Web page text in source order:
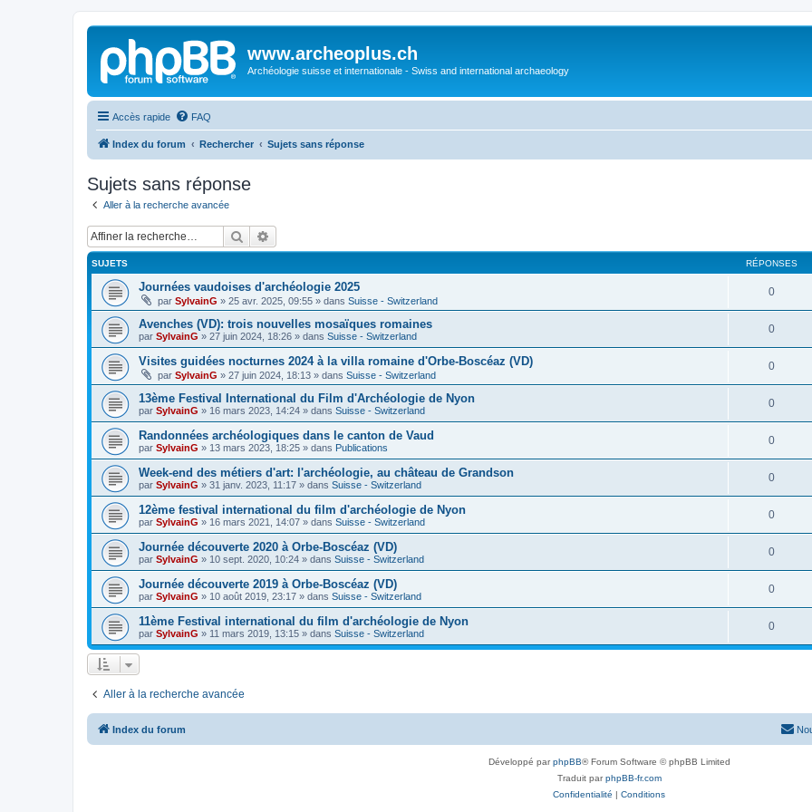
www.archeoplus.ch
Archéologie suisse et internationale - Swiss and international archaeology
Accès rapide FAQ
Index du forum Rechercher Sujets sans réponse
Sujets sans réponse
Aller à la recherche avancée
Rechercher
SUJETS RÉPONSES
Journées vaudoises d'archéologie 2025
par SylvainG » 25 avr. 2025, 09:55 » dans Suisse - Switzerland
0
Avenches (VD): trois nouvelles mosaïques romaines
par SylvainG » 27 juin 2024, 18:26 » dans Suisse - Switzerland
0
Visites guidées nocturnes 2024 à la villa romaine d'Orbe-Boscéaz (VD)
par SylvainG » 27 juin 2024, 18:13 » dans Suisse - Switzerland
0
13ème Festival International du Film d'Archéologie de Nyon
par SylvainG » 16 mars 2023, 14:24 » dans Suisse - Switzerland
0
Randonnées archéologiques dans le canton de Vaud
par SylvainG » 13 mars 2023, 18:25 » dans Publications
0
Week-end des métiers d'art: l'archéologie, au château de Grandson
par SylvainG » 31 janv. 2023, 11:17 » dans Suisse - Switzerland
0
12ème festival international du film d'archéologie de Nyon
par SylvainG » 16 mars 2021, 14:07 » dans Suisse - Switzerland
0
Journée découverte 2020 à Orbe-Boscéaz (VD)
par SylvainG » 10 sept. 2020, 10:24 » dans Suisse - Switzerland
0
Journée découverte 2019 à Orbe-Boscéaz (VD)
par SylvainG » 10 août 2019, 23:17 » dans Suisse - Switzerland
0
11ème Festival international du film d'archéologie de Nyon
par SylvainG » 11 mars 2019, 13:15 » dans Suisse - Switzerland
0
Aller à la recherche avancée
Index du forum
Développé parphpBB® Forum Software © phpBB Limited
Traduit parphpBB-fr.com
Confidentialité | Conditions